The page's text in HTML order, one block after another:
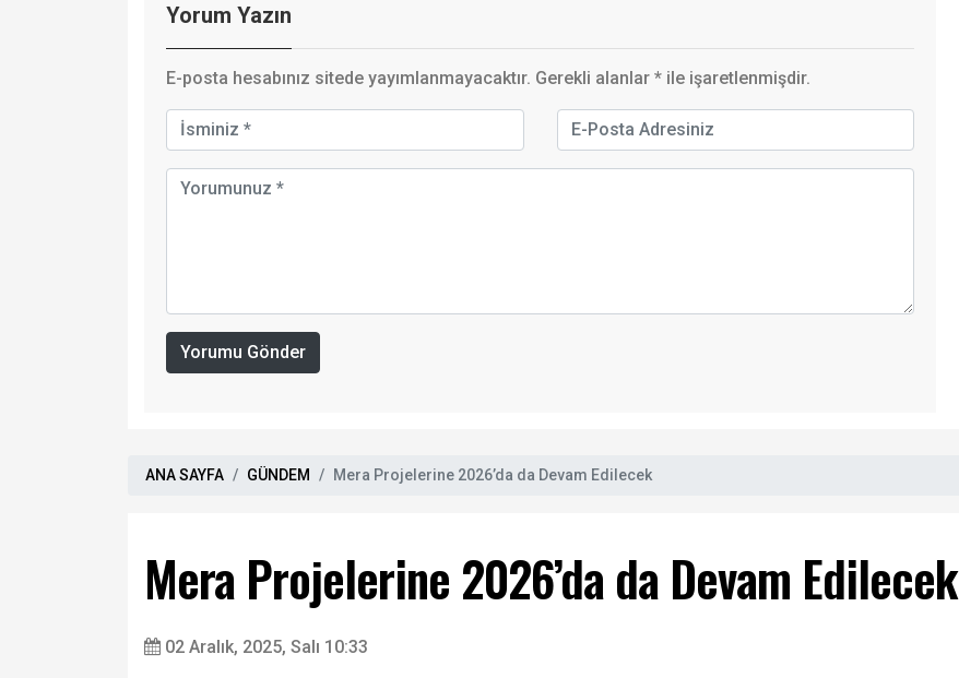
Yorum Yazın
E-posta hesabınız sitede yayımlanmayacaktır. Gerekli alanlar * ile işaretlenmişdir.
Yorumu Gönder
ANA SAYFA GÜNDEM Mera Projelerine 2026’da da Devam Edilecek
Mera Projelerine 2026’da da Devam Edilecek
02 Aralık, 2025, Salı 10:33